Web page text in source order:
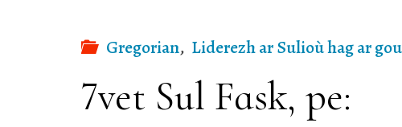
Gregorian, Liderezh ar Sulioù hag ar
7vet Sul Fask, pe: